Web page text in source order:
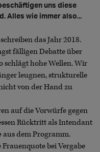
uns diese
Alles wie immer also...
das Jahr 2018.
fälligen Debatte über
schlägt hohe Wellen. Wir
leugnen, strukturelle
von der Hand zu
auf die Vorwürfe gegen
Rücktritt als Intendant
aus dem Programm.
bei Vergabe